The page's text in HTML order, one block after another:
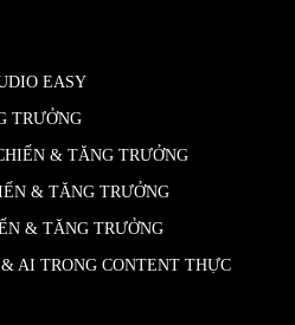
EASY
TRƯỞNG
& TĂNG TRƯỞNG
& TĂNG TRƯỞNG
& TĂNG TRƯỞNG
AI TRONG CONTENT THỰC